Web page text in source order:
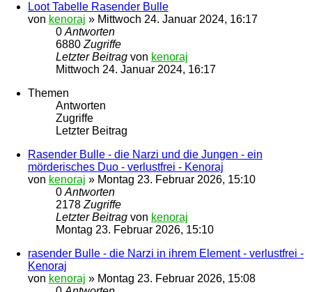
Loot Tabelle Rasender Bulle
von kenoraj » Mittwoch 24. Januar 2024, 16:17
0Antworten
6880Zugriffe
Letzter Beitrag von kenoraj
Mittwoch 24. Januar 2024, 16:17
Themen
Antworten
Zugriffe
Letzter Beitrag
Rasender Bulle - die Narzi und die Jungen - ein
mörderisches Duo - verlustfrei - Kenoraj
von kenoraj » Montag 23. Februar 2026, 15:10
0Antworten
2178Zugriffe
Letzter Beitrag von kenoraj
Montag 23. Februar 2026, 15:10
rasender Bulle - die Narzi in ihrem Element - verlustfrei -
Kenoraj
von kenoraj » Montag 23. Februar 2026, 15:08